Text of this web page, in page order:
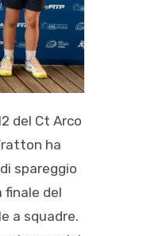
del Ct Arco
ha
spareggio
finale del
a squadre.